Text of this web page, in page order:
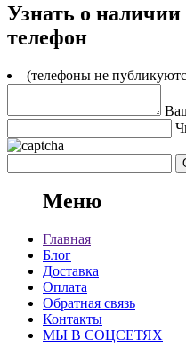
Узнать о
телефон
(телефоны не
Меню
Главная
Блог
Доставка
Оплата
Обратная связь
Контакты
МЫ В СОЦСЕТЯХ